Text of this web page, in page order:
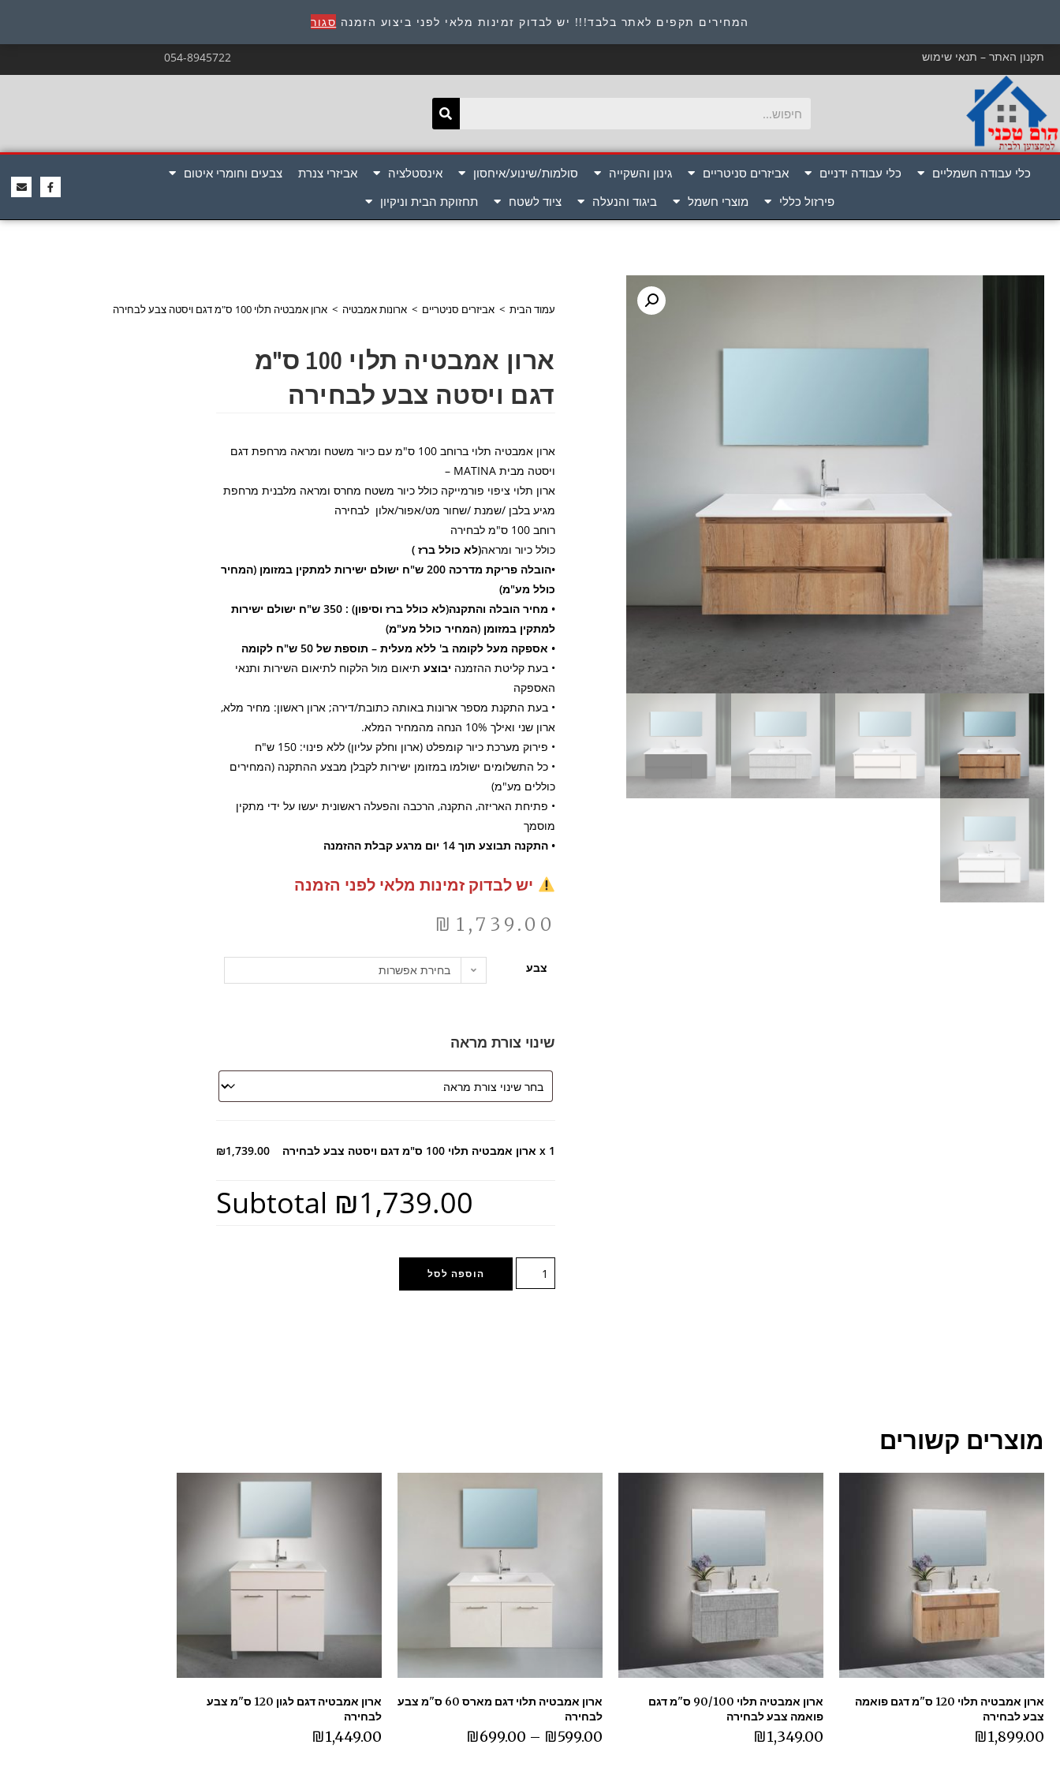
המחירים תקפים לאתר בלבד!!! יש לבדוק זמינות מלאי לפני ביצוע הזמנה סגור כתובת : היוזמים 9 אור יהודה שירות לקוחות 054-8945722
תקנון האתר – תנאי שימוש 054-8945722
כלי עבודה חשמליים כלי עבודה ידניים אביזרים סניטריים גינון והשקייה סולמות/שינוע/איחסון אינסטלציה אביזרי צנרת
צבעים וחומרי איטום
פירזול כללי
מוצרי חשמל ביגוד והנעלה ציוד לשטח תחזוקת הבית וניקיון
עמוד הבית > אביזרים סניטריים > ארונות אמבטיה > ארון אמבטיה תלוי 100 ס"מ דגם ויסטה צבע לבחירה
ארון אמבטיה תלוי 100 ס"מ
דגם ויסטה צבע לבחירה
ארון אמבטיה תלוי ברוחב 100 ס"מ עם כיור משטח ומראה מרחפת דגם
ויסטה מבית MATINA –
ארון תלוי ציפוי פורמייקה כולל כיור משטח מחרס ומראה מלבנית מרחפת
מגיע בלבן /שמנת /שחור מט/אפור/אלון לבחירה
רוחב 100 ס"מ לבחירה
כולל כיור ומראה(לא כולל ברז )
•הובלה פריקת מדרכה 200 ש"ח ישולם ישירות למתקין במזומן (המחיר
כולל מע"מ)
• מחיר הובלה והתקנה(לא כולל ברז וסיפון) : 350 ש"ח ישולם ישירות
למתקין במזומן (המחיר כולל מע"מ)
• אספקה מעל לקומה ב' ללא מעלית – תוספת של 50 ש"ח לקומה
• בעת קליטת ההזמנה יבוצע תיאום מול הלקוח לתיאום השירות ותנאי
האספקה
• בעת התקנת מספר ארונות באותה כתובת/דירה; ארון ראשון: מחיר מלא,
ארון שני ואילך 10% הנחה מהמחיר המלא.
• פירוק מערכת כיור קומפלט (ארון וחלק עליון) ללא פינוי: 150 ש"ח
• כל התשלומים ישולמו במזומן ישירות לקבלן מבצע ההתקנה (המחירים
כוללים מע"מ)
• פתיחת האריזה, התקנה, הרכבה והפעלה ראשונית יעשו על ידי מתקין
מוסמך
• התקנה תבוצע תוך 14 יום מרגע קבלת ההזמנה
יש לבדוק זמינות מלאי לפני הזמנה
₪ 1,739.00
צבע בחירת אפשרות
שינוי צורת מראה
x 1 ארון אמבטיה תלוי 100 ס"מ דגם ויסטה צבע לבחירה ₪1,739.00
Subtotal ₪1,739.00
הוספה לסל
מוצרים קשורים
ארון אמבטיה תלוי 120 ס"מ דגם פואמה
צבע לבחירה
₪1,899.00
ארון אמבטיה תלוי 90/100 ס"מ דגם
פואמה צבע לבחירה
₪1,349.00
ארון אמבטיה תלוי דגם מארס 60 ס"מ צבע
לבחירה
₪599.00
–
₪699.00
ארון אמבטיה דגם לגון 120 ס"מ צבע
לבחירה
₪1,449.00